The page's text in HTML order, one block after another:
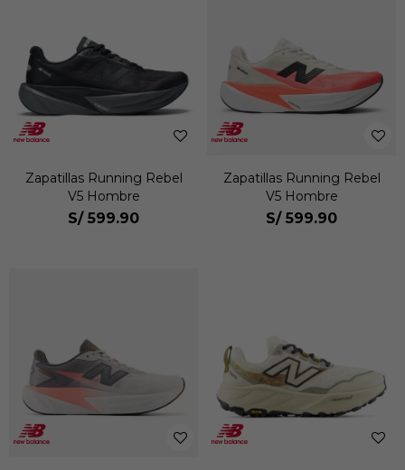
Zapatillas Running Rebel
V5 Hombre
S/ 599.90
Zapatillas Running Rebel
V5 Hombre
S/ 599.90